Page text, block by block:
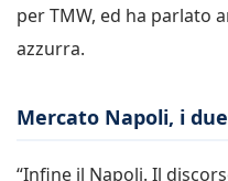
per TMW, ed ha parlato
azzurra.
Mercato Napoli, i
“Infine il Napoli. Il